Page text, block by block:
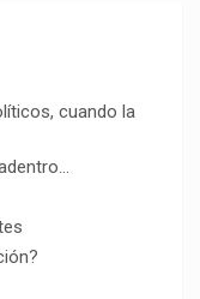
cuando la